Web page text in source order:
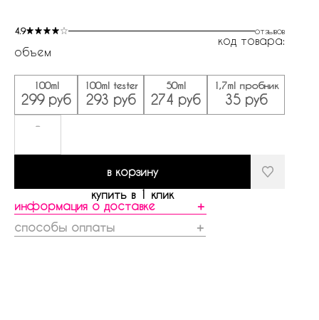
4.9 отзывов
код товара:
объем
100ml
299 руб
100ml tester
293 руб
50ml
274 руб
1,7ml пробник
35 руб
-
в корзину
купить в 1 клик
информация о доставке
＋
способы оплаты
＋